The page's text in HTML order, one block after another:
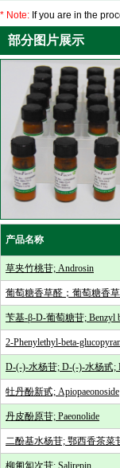
* Note: If you are in the
部分图片展示
产品名称
草夹竹桃苷; Androsin
葡萄糖香草醛；葡萄糖香
苄基-β-D-葡萄糖苷; Benzyl
2-Phenylethyl-beta-
D-(-)-水杨苷; D-(-)-水杨甙;
牡丹酚新甙; Apiopaeonoside
丹皮酚原苷; Paeonolide
二酚基水杨苷; 鄂西香茶菜
柳匍匐次苷; Salirepin